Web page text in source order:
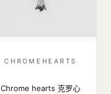
CHROMEHEARTS
Chrome hearts 克罗心